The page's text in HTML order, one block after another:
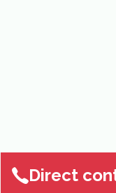
Direct